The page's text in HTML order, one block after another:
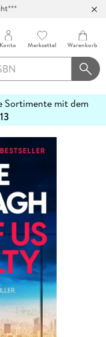
Konto Merkzettel Warenkorb
Sortimente mit dem